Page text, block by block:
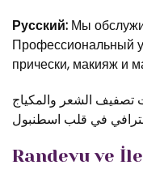
Русский: Мы
Профессиональный
прически, макияж и
تصفيف الشعر والمكياج
Randevu ve